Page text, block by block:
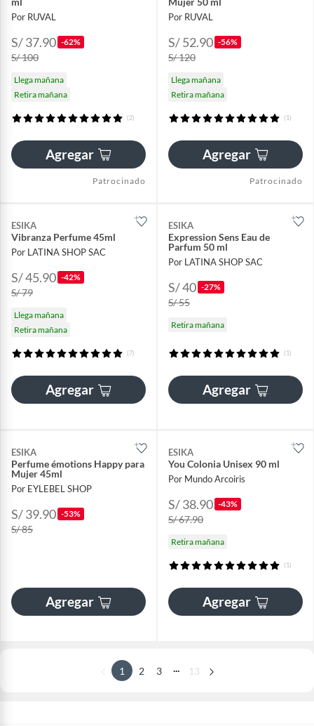
Por RUVAL
S/ 37.90 -62%
S/ 100
Llega mañana
Retira mañana
(2)
Agregar
Patrocinado
Por RUVAL
S/ 52.90 -56%
S/ 120
Llega mañana
Retira mañana
(1)
Agregar
Patrocinado
ESIKA
Vibranza Perfume 45ml
Por LATINA SHOP SAC
S/ 45.90 -42%
S/ 79
Llega mañana
Retira mañana
(7)
Agregar
ESIKA
Expression Sens Eau de
Parfum 50 ml
Por LATINA SHOP SAC
S/ 40 -27%
S/ 55
Retira mañana
(1)
Agregar
ESIKA
Perfume émotions Happy para
Mujer 45ml
Por EYLEBEL SHOP
S/ 39.90 -53%
S/ 85
Agregar
ESIKA
You Colonia Unisex 90 ml
Por Mundo Arcoiris
S/ 38.90 -43%
S/ 67.90
Retira mañana
(1)
Agregar
1 2 3 ... 13